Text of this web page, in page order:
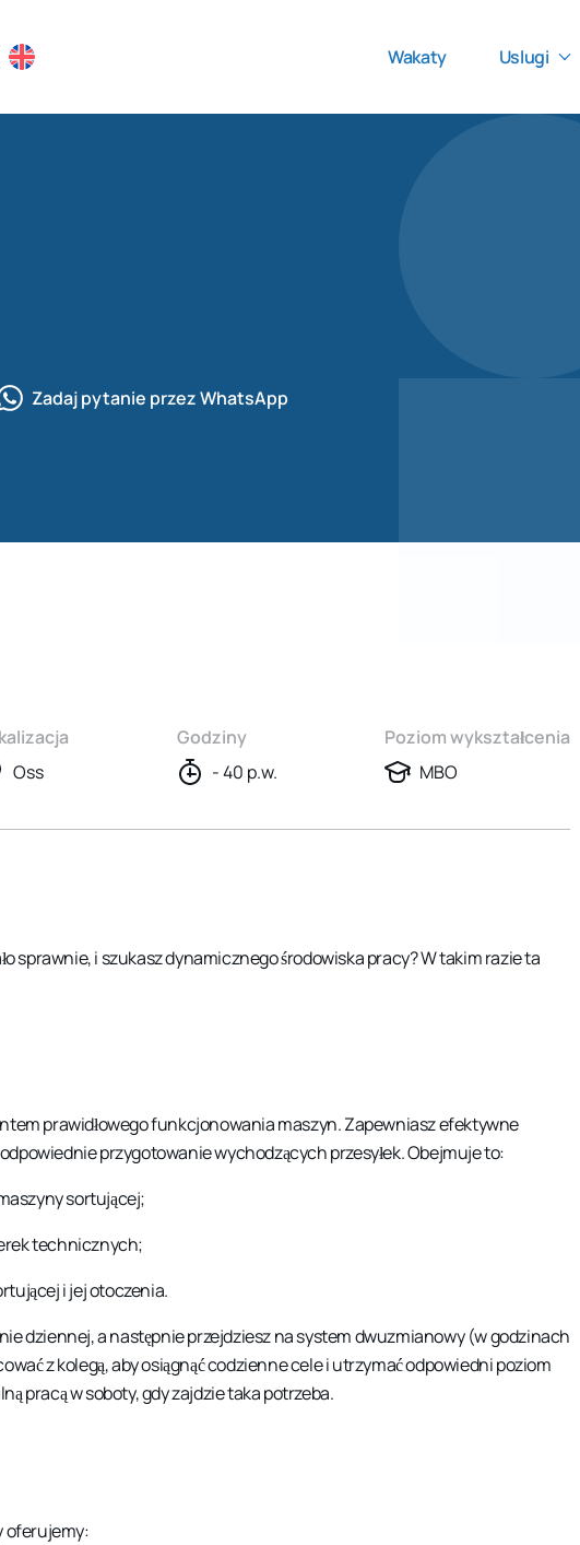
Wakaty Uslugi
Zadaj pytanie przez WhatsApp
Oss
Godziny
- 40 p.w.
Poziom wykształcenia
MBO
sprawnie, i szukasz dynamicznego środowiska pracy? W takim razie ta
prawidłowego funkcjonowania maszyn. Zapewniasz efektywne
przygotowanie wychodzących przesyłek. Obejmuje to:
sortującej;
technicznych;
i jej otoczenia.
dziennej, a następnie przejdziesz na system dwuzmianowy (w godzinach
z kolegą, aby osiągnąć codzienne cele i utrzymać odpowiedni poziom
pracą w soboty, gdy zajdzie taka potrzeba.
oferujemy: